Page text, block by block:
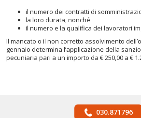
il numero dei contratti di
la loro durata, nonché
il numero e la qualifica dei lavoratori
Il mancato o il non corretto assolvimento
gennaio determina l’applicazione della
pecuniaria pari a un importo da € 250,00 a €
030.871796